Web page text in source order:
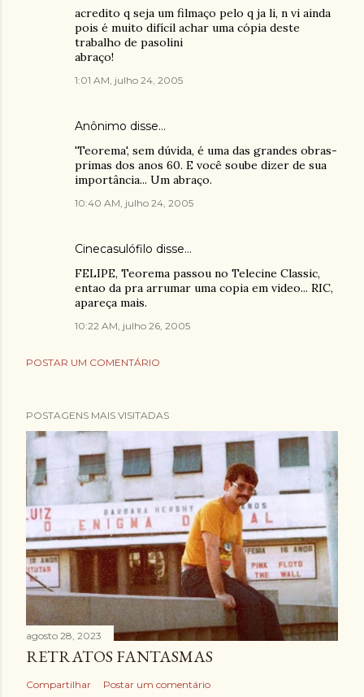
acredito q seja um filmaço pelo q ja li, n vi ainda
pois é muito difícil achar uma cópia deste
trabalho de pasolini
abraço!
1:01 AM, julho 24, 2005
Anônimo disse…
'Teorema', sem dúvida, é uma das grandes obras-
primas dos anos 60. E você soube dizer de sua
importância... Um abraço.
10:40 AM, julho 24, 2005
Cinecasulófilo disse…
FELIPE, Teorema passou no Telecine Classic,
entao da pra arrumar uma copia em video... RIC,
apareça mais.
10:22 AM, julho 26, 2005
POSTAR UM COMENTÁRIO
POSTAGENS MAIS VISITADAS
agosto 28, 2023
RETRATOS FANTASMAS
Compartilhar Postar um comentário